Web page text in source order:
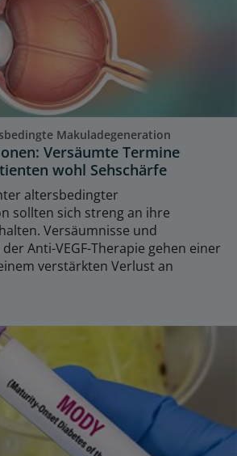
Makuladegeneration
Versäumte Termine
wohl Sehschärfe
altersbedingter
sollten sich streng an ihre
Versäumnisse und
Anti-VEGF-Therapie gehen einer
verstärkten Verlust an